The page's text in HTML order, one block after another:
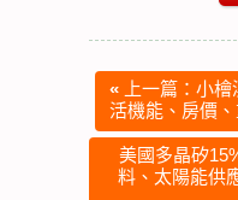
« 上一篇：小
活機能、房價
美國多晶矽
料、太陽能供